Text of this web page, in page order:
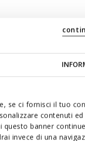
se ci fornisci il tuo
contenuti
banner
invece di una